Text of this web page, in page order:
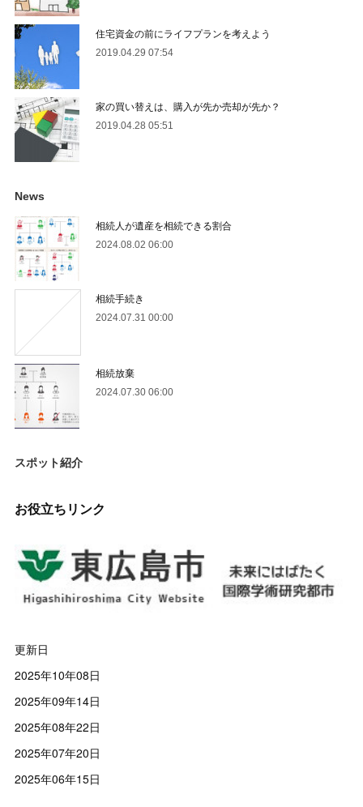
住宅資金の前にライフプランを考えよう
2019.04.29 07:54
家の買い替えは、購入が先か売却が先か？
2019.04.28 05:51
News
相続人が遺産を相続できる割合
2024.08.02 06:00
相続手続き
2024.07.31 00:00
相続放棄
2024.07.30 06:00
スポット紹介
お役立ちリンク
更新日
2025年10年08日
2025年09年14日
2025年08年22日
2025年07年20日
2025年06年15日